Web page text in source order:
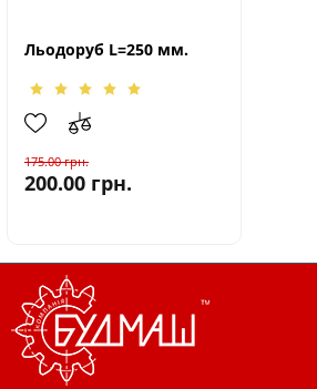
Льодоруб L=250 мм.
175.00грн.
200.00 грн.